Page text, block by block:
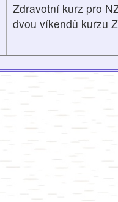
Zdravotní kurz pro
dvou víkendů kurzu